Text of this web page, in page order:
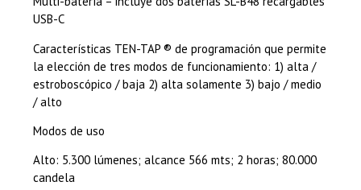
USB-C
Características TEN-TAP ® de programación que permite
la elección de tres modos de funcionamiento: 1) alta /
estroboscópico / baja 2) alta solamente 3) bajo / medio
/ alto
Modos de uso
Alto: 5.300 lúmenes; alcance 566 mts; 2 horas; 80.000
candela